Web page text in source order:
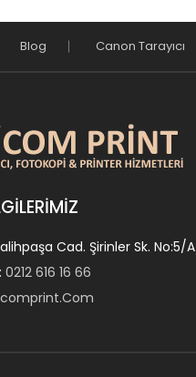
Blog Canon Tarayıcı
Cad. Şirinler Sk. No:5/a
0212 616 16 66